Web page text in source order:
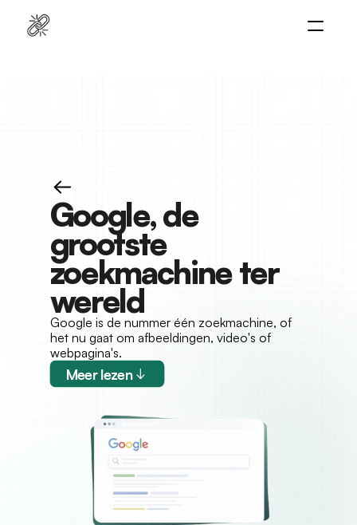
Google, de
grootste
zoekmachine ter
wereld
Google is de nummer één zoekmachine, of
het nu gaat om afbeeldingen, video's of
webpagina's.
Meer lezen
Resources